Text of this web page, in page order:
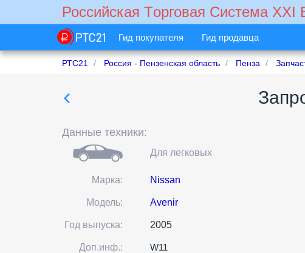
Российская Tорговая Cистема XXI
Гид покупателя Гид продавца
РТС21 Россия - Пензенская область Пенза
Данные техники:
Для легковых
Марка: Nissan
Модель: Avenir
Год выпуска: 2005
Доп.инф.: W11